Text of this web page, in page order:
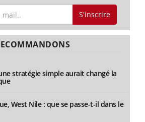
S'inscrire
stratégie simple aurait changé la
West Nile : que se passe-t-il dans le